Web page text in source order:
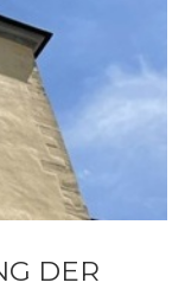
DER